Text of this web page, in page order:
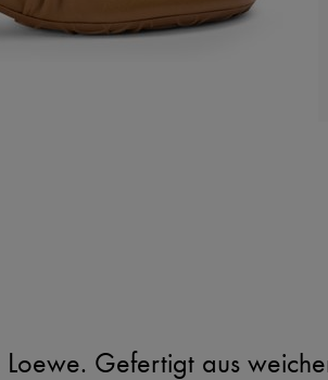
Gefertigt aus